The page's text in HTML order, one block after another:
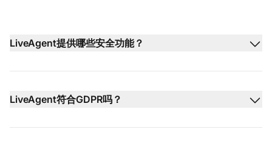
LiveAgent提供哪些安全功能？
LiveAgent符合GDPR吗？